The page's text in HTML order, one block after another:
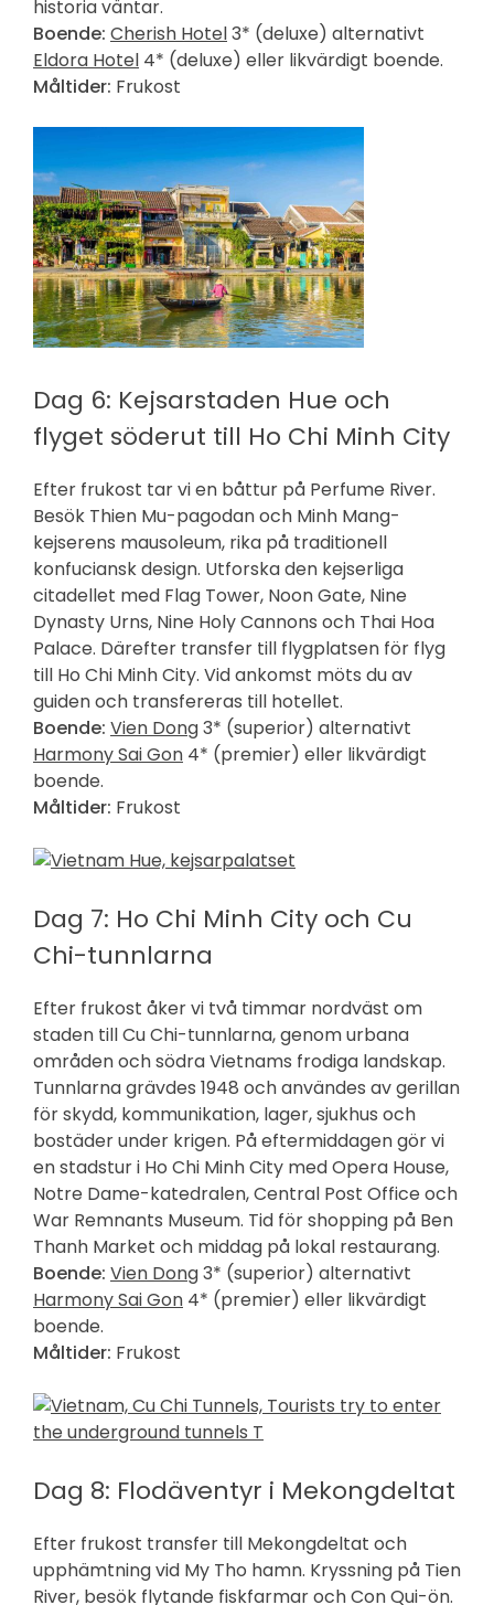
historia väntar.
Boende: Cherish Hotel3* (deluxe) alternativt
Eldora Hotel 4* (deluxe) eller likvärdigt boende.
Måltider: Frukost
Dag 6: Kejsarstaden Hue och
flyget söderut till Ho Chi Minh City
Efter frukost tar vi en båttur på Perfume River.
Besök Thien Mu-pagodan och Minh Mang-
kejserens mausoleum, rika på traditionell
konfuciansk design. Utforska den kejserliga
citadellet med Flag Tower, Noon Gate, Nine
Dynasty Urns, Nine Holy Cannons och Thai Hoa
Palace. Därefter transfer till flygplatsen för flyg
till Ho Chi Minh City. Vid ankomst möts du av
guiden och transfereras till hotellet.
Boende: Vien Dong3* (superior) alternativt
Harmony Sai Gon 4* (premier) eller likvärdigt
boende.
Måltider: Frukost
Dag 7: Ho Chi Minh City och Cu
Chi-tunnlarna
Efter frukost åker vi två timmar nordväst om
staden till Cu Chi-tunnlarna, genom urbana
områden och södra Vietnams frodiga landskap.
Tunnlarna grävdes 1948 och användes av gerillan
för skydd, kommunikation, lager, sjukhus och
bostäder under krigen. På eftermiddagen gör vi
en stadstur i Ho Chi Minh City med Opera House,
Notre Dame-katedralen, Central Post Office och
War Remnants Museum. Tid för shopping på Ben
Thanh Market och middag på lokal restaurang.
Boende: Vien Dong3* (superior) alternativt
Harmony Sai Gon 4* (premier) eller likvärdigt
boende.
Måltider: Frukost
Dag 8: Flodäventyr i Mekongdeltat
Efter frukost transfer till Mekongdeltat och
upphämtning vid My Tho hamn. Kryssning på Tien
River, besök flytande fiskfarmar och Con Qui-ön.